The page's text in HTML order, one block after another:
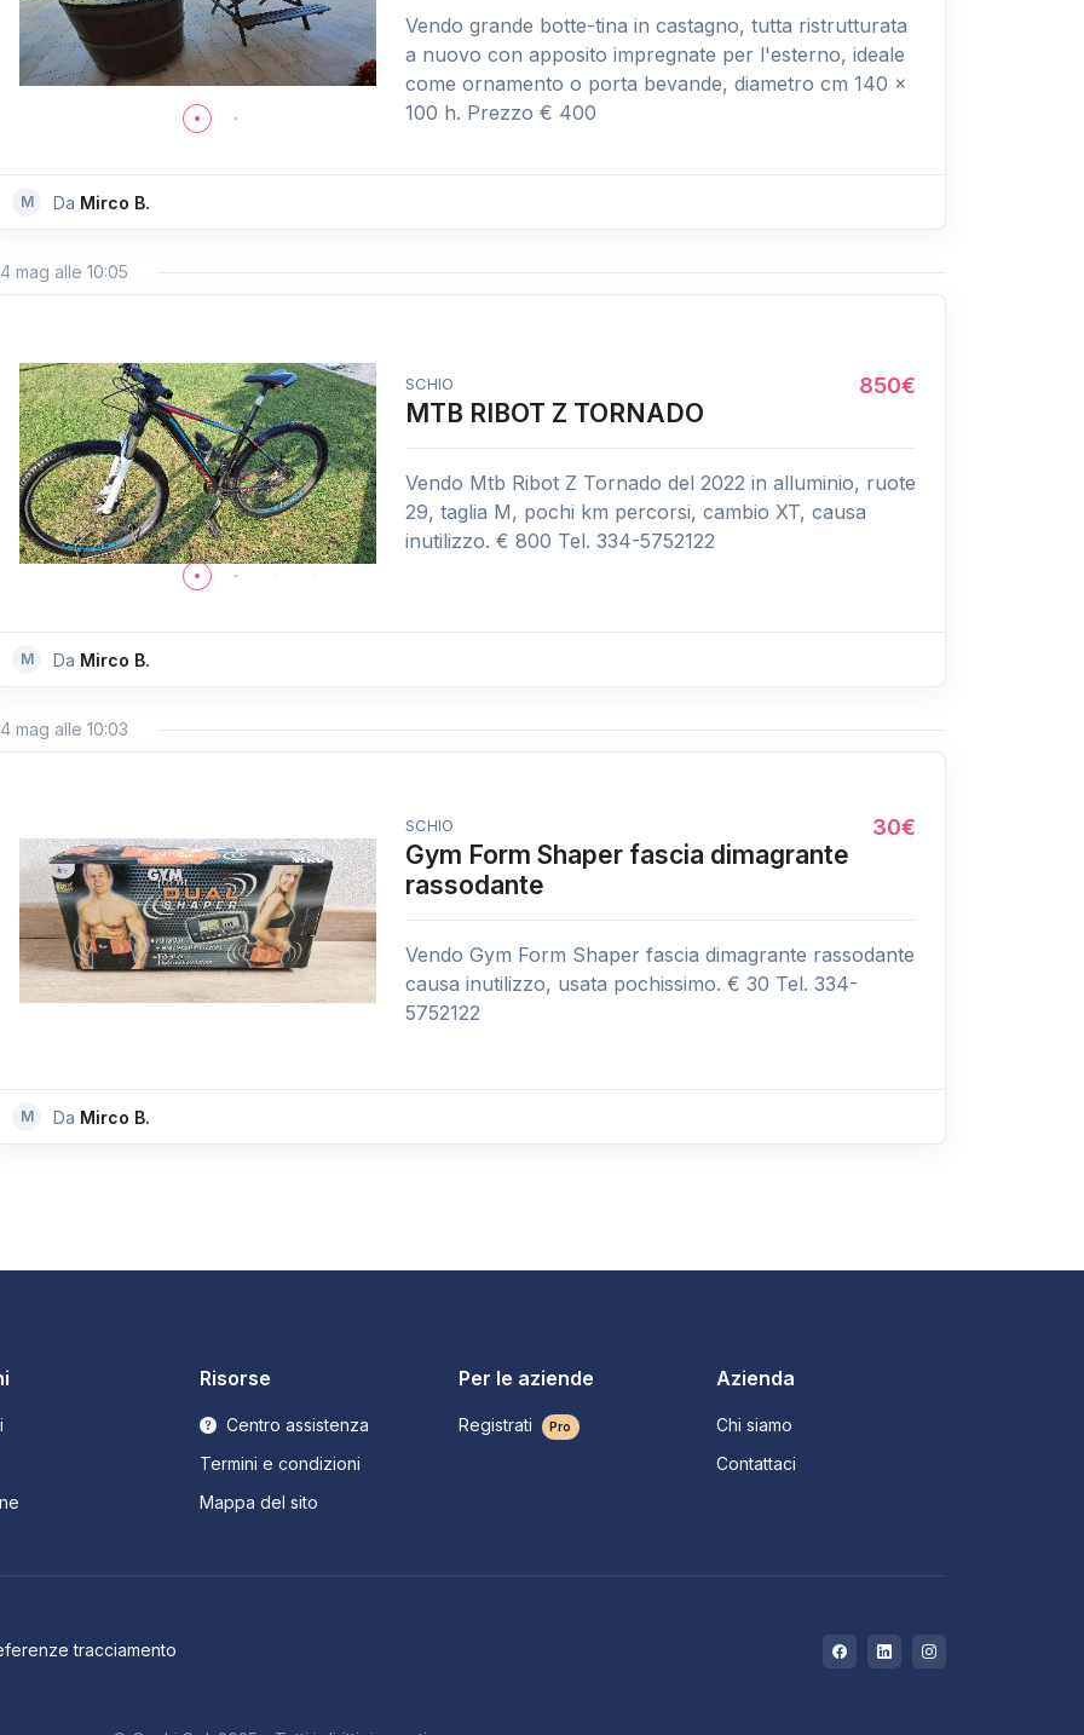
Vendo grande botte-tina in castagno, tutta ristrutturata
a nuovo con apposito impregnate per l'esterno, ideale
come ornamento o porta bevande, diametro cm 140 x
100 h. Prezzo € 400
M Da Mirco B.
mag alle 10:05
SCHIO 850€
MTB RIBOT Z TORNADO
Vendo Mtb Ribot Z Tornado del 2022 in alluminio, ruote
29, taglia M, pochi km percorsi, cambio XT, causa
inutilizzo. € 800 Tel. 334-5752122
M Da Mirco B.
mag alle 10:03
SCHIO 30€
Gym Form Shaper fascia dimagrante
rassodante
Vendo Gym Form Shaper fascia dimagrante rassodante
causa inutilizzo, usata pochissimo. € 30 Tel. 334-
5752122
M Da Mirco B.
Risorse
Centro assistenza
Termini e condizioni
Mappa del sito
Per le aziende
Registrati Pro
Azienda
Chi siamo
Contattaci
tracciamento